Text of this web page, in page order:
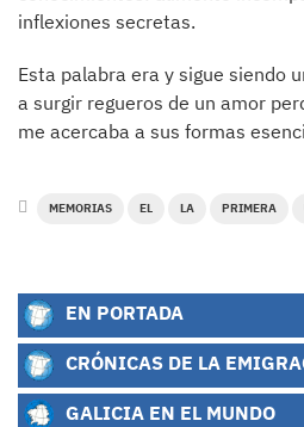
inflexiones secretas.
Esta palabra era y sigue siendo
a surgir regueros de un amor
me acercaba a sus formas
MEMORIAS EL LA PRIMERA
EN PORTADA
CRÓNICAS DE LA
GALICIA EN EL MUNDO